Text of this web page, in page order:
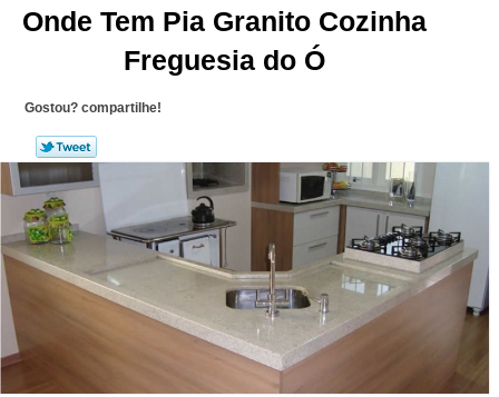
Onde Tem Pia Granito Cozinha
Freguesia do Ó
Gostou? compartilhe!